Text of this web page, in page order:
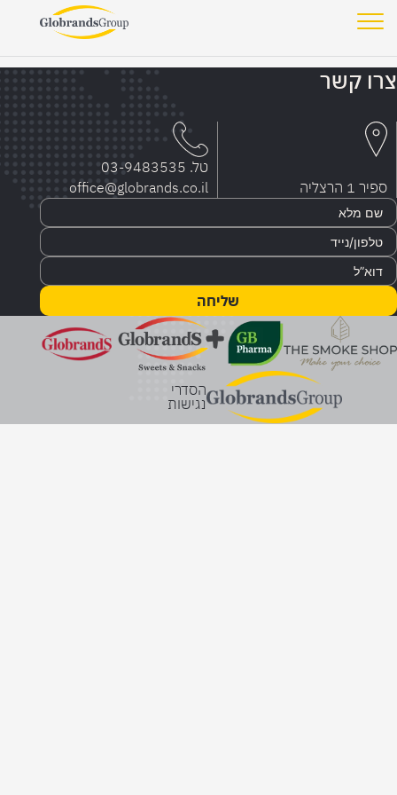
חברי הנהלה
לעבוד בקבוצה
עברית
English
הודעות למשקיעים
צרו קשר
שליחה
ספיר 1 הרצליה
טל. 03-9483535
office@globrands.co.il
הסדרי
נגישות